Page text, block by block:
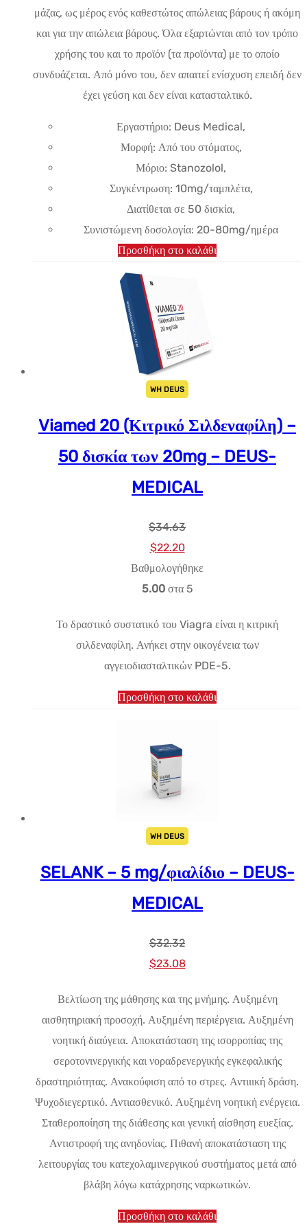
μάζας, ως μέρος ενός καθεστώτος απώλειας βάρους ή ακόμη
και για την απώλεια βάρους. Όλα εξαρτώνται από τον τρόπο
χρήσης του και το προϊόν (τα προϊόντα) με το οποίο
συνδυάζεται. Από μόνο του, δεν απαιτεί ενίσχυση επειδή δεν
έχει γεύση και δεν είναι κατασταλτικό.
Εργαστήριο: Deus Medical,
Μορφή: Από του στόματος,
Μόριο: Stanozolol,
Συγκέντρωση: 10mg/ταμπλέτα,
Διατίθεται σε 50 δισκία,
Συνιστώμενη δοσολογία: 20-80mg/ημέρα
Προσθήκη στο καλάθι
WH DEUS
Viamed 20 (Κιτρικό Σιλδεναφίλη) –
50 δισκία των 20mg – DEUS-
MEDICAL
$34.63
Αρχική
τιμή:
$34.63.
$22.20Η
τρέχουσα
τιμή
$22.20.
Βαθμολογήθηκε
5.00στα 5
Το δραστικό συστατικό του Viagra είναι η κιτρική
σιλδεναφίλη. Ανήκει στην οικογένεια των
αγγειοδιασταλτικών PDE-5.
Προσθήκη στο καλάθι
WH DEUS
SELANK – 5 mg/φιαλίδιο – DEUS-
MEDICAL
$32.32
Αρχική
$32.32.
$23.08Η
τιμή
είναι:
$23.08.
Βελτίωση της μάθησης και της μνήμης. Αυξημένη
αισθητηριακή προσοχή. Αυξημένη περιέργεια. Αυξημένη
νοητική διαύγεια. Αποκατάσταση της ισορροπίας της
σεροτονινεργικής και νοραδρενεργικής εγκεφαλικής
δραστηριότητας. Ανακούφιση από το στρες. Αντιιική δράση.
Ψυχοδιεγερτικό. Αντιασθενικό. Αυξημένη νοητική ενέργεια.
Σταθεροποίηση της διάθεσης και γενική αίσθηση ευεξίας.
Αντιστροφή της ανηδονίας. Πιθανή αποκατάσταση της
λειτουργίας του κατεχολαμινεργικού συστήματος μετά από
βλάβη λόγω κατάχρησης ναρκωτικών.
Προσθήκη στο καλάθι